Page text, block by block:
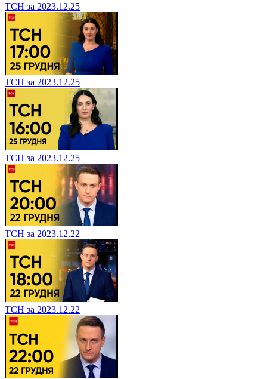
ТСН за 2023.12.25
ТСН за 2023.12.25
ТСН за 2023.12.25
ТСН за 2023.12.22
ТСН за 2023.12.22